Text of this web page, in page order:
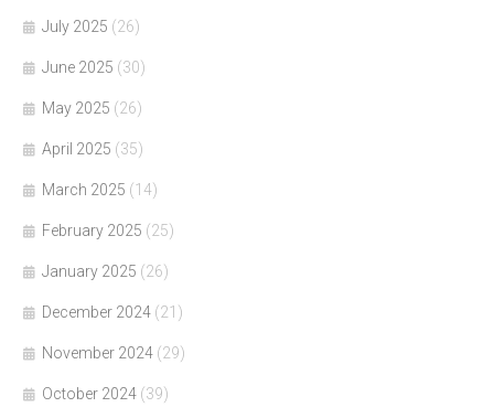
July 2025 (26)
June 2025 (30)
May 2025 (26)
April 2025 (35)
March 2025 (14)
February 2025 (25)
January 2025 (26)
December 2024 (21)
November 2024 (29)
October 2024 (39)